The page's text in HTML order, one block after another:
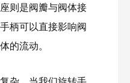
则是阀瓣与阀体接
柄可以直接影响阀
的流动。